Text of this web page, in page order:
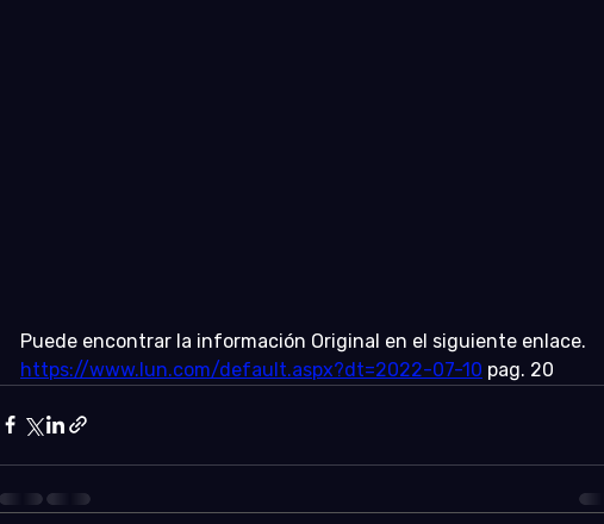
Puede encontrar la información Original en el siguiente enlace.
https://www.lun.com/default.aspx?dt=2022-07-10 pag. 20